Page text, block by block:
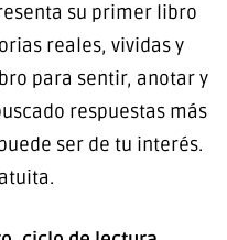
su primer libro
reales, vividas y
para sentir, anotar y
respuestas más
ser de tu interés.